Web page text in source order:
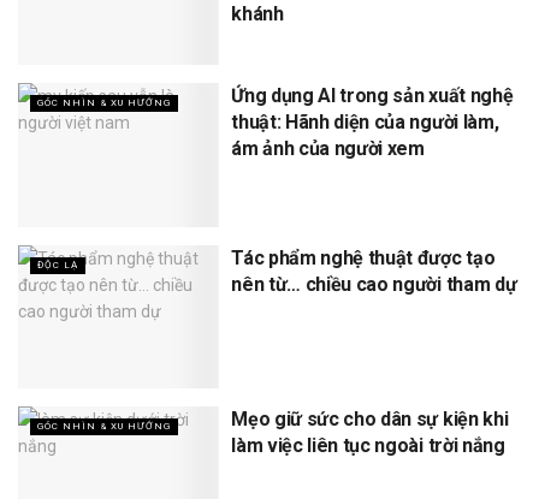
khánh
GÓC NHÌN & XU HƯỚNG
Ứng dụng AI trong sản xuất nghệ
thuật: Hãnh diện của người làm,
ám ảnh của người xem
ĐỘC LẠ
Tác phẩm nghệ thuật được tạo
nên từ… chiều cao người tham dự
GÓC NHÌN & XU HƯỚNG
Mẹo giữ sức cho dân sự kiện khi
làm việc liên tục ngoài trời nắng